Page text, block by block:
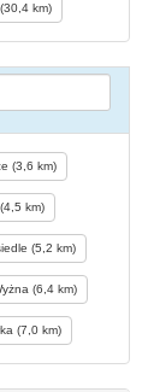
km)
(3,6 km)
km)
(5,2 km)
(6,4 km)
(7,0 km)